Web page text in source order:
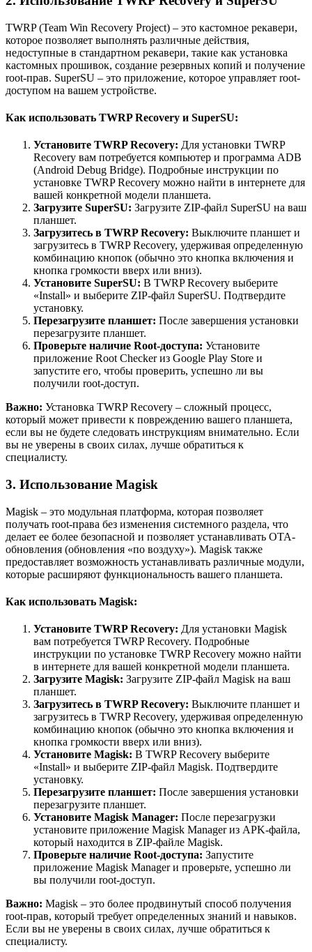
TWRP (Team Win Recovery Project) – это кастомное рекавери,
которое позволяет выполнять различные действия,
недоступные в стандартном рекавери, такие как установка
кастомных прошивок, создание резервных копий и получение
root-прав. SuperSU – это приложение, которое управляет root-
доступом на вашем устройстве.
Как использовать TWRP Recovery и SuperSU:
Установите TWRP Recovery: Для установки TWRP
Recovery вам потребуется компьютер и программа ADB
(Android Debug Bridge). Подробные инструкции по
установке TWRP Recovery можно найти в интернете для
вашей конкретной модели планшета.
Загрузите SuperSU: Загрузите ZIP-файл SuperSU на ваш
планшет.
Загрузитесь в TWRP Recovery: Выключите планшет и
загрузитесь в TWRP Recovery, удерживая определенную
комбинацию кнопок (обычно это кнопка включения и
кнопка громкости вверх или вниз).
Установите SuperSU: В TWRP Recovery выберите
«Install» и выберите ZIP-файл SuperSU. Подтвердите
установку.
Перезагрузите планшет: После завершения установки
перезагрузите планшет.
Проверьте наличие Root-доступа: Установите
приложение Root Checker из Google Play Store и
запустите его, чтобы проверить, успешно ли вы
получили root-доступ.
Важно: Установка TWRP Recovery – сложный процесс,
который может привести к повреждению вашего планшета,
если вы не будете следовать инструкциям внимательно. Если
вы не уверены в своих силах, лучше обратиться к
специалисту.
3. Использование Magisk
Magisk – это модульная платформа, которая позволяет
получать root-права без изменения системного раздела, что
делает ее более безопасной и позволяет устанавливать OTA-
обновления (обновления «по воздуху»). Magisk также
предоставляет возможность устанавливать различные модули,
которые расширяют функциональность вашего планшета.
Как использовать Magisk:
Установите TWRP Recovery: Для установки Magisk
вам потребуется TWRP Recovery. Подробные
инструкции по установке TWRP Recovery можно найти
в интернете для вашей конкретной модели планшета.
Загрузите Magisk: Загрузите ZIP-файл Magisk на ваш
планшет.
Загрузитесь в TWRP Recovery: Выключите планшет и
загрузитесь в TWRP Recovery, удерживая определенную
комбинацию кнопок (обычно это кнопка включения и
кнопка громкости вверх или вниз).
Установите Magisk: В TWRP Recovery выберите
«Install» и выберите ZIP-файл Magisk. Подтвердите
установку.
Перезагрузите планшет: После завершения установки
перезагрузите планшет.
Установите Magisk Manager: После перезагрузки
установите приложение Magisk Manager из APK-файла,
который находится в ZIP-файле Magisk.
Проверьте наличие Root-доступа: Запустите
приложение Magisk Manager и проверьте, успешно ли
вы получили root-доступ.
Важно: Magisk – это более продвинутый способ получения
root-прав, который требует определенных знаний и навыков.
Если вы не уверены в своих силах, лучше обратиться к
специалисту.